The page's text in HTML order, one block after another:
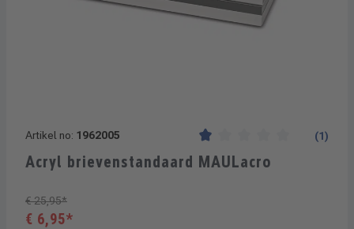
Artikel no: 1962005
Gemiddelde waardering van
(1)
Acryl brievenstandaard MAULacro
€ 25,95*
€ 6,95*